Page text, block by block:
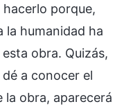
porque,
la humanidad ha
obra. Quizás,
a conocer el
la obra, aparecerá